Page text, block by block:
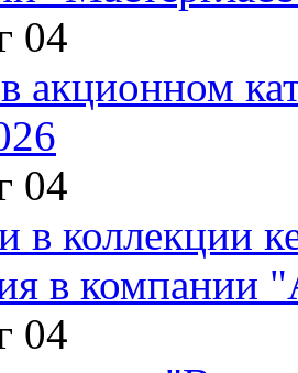
04
акционном
04
в коллекции
в компании
04